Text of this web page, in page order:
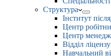
Структура
Інститут
Центр
Центр
Відділ
Навчальний